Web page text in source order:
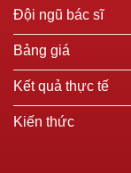
Đội ngũ bác sĩ
Bảng giá
Kết quả thực tế
Kiến thức